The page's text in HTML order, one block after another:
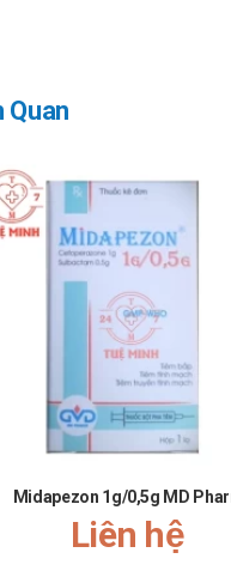
Quan
Midapezon 1g/0,5g MD
Liên hệ